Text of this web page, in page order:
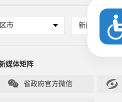
市 新闻媒体
媒体矩阵
 省政府官方微信 